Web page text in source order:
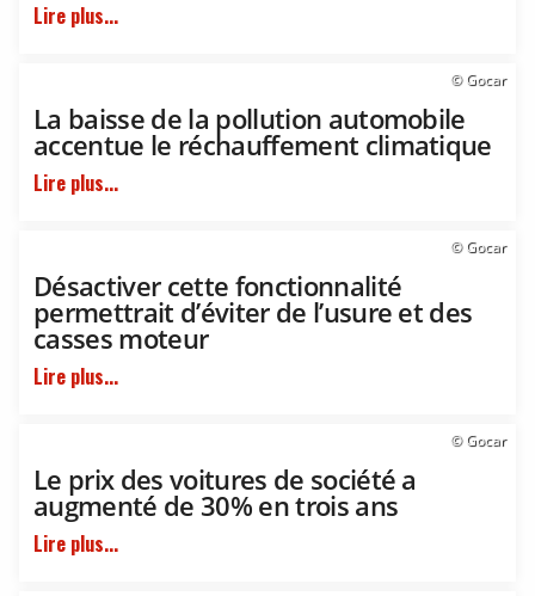
Lire plus...
© Gocar
La baisse de la pollution automobile
accentue le réchauffement climatique
Lire plus...
© Gocar
Désactiver cette fonctionnalité
permettrait d’éviter de l’usure et des
casses moteur
Lire plus...
© Gocar
Le prix des voitures de société a
augmenté de 30% en trois ans
Lire plus...